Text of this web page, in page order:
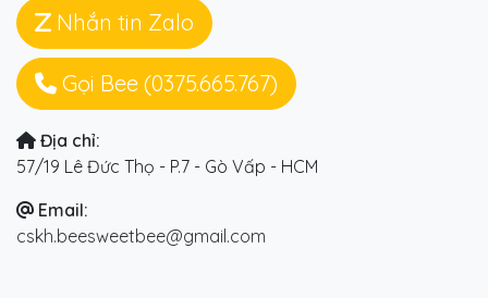
Nhắn tin Zalo
Gọi Bee (0375.665.767)
Địa chỉ:
57/19 Lê Đức Thọ - P.7 - Gò Vấp - HCM
Email:
cskh.beesweetbee@gmail.com